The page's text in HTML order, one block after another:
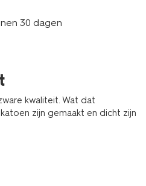
30 dagen
kwaliteit. Wat dat
zijn gemaakt en dicht zijn